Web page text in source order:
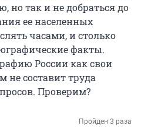
но так и не добраться до
ее населенных
часами, и столько
факты.
России как свои
не составит труда
Проверим?
Пройден 3 раза